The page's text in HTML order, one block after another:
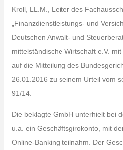
Kroll, LL.M., Leiter des
„Finanzdienstleistungs- und
Deutschen Anwalt- und
mittelständische Wirtschaft e.V.
auf die Mitteilung des
26.01.2016 zu seinem Urteil vom
91/14.
Die beklagte GmbH unterhielt bei
u.a. ein Geschäftsgirokonto, mit
Online-Banking teilnahm. Der